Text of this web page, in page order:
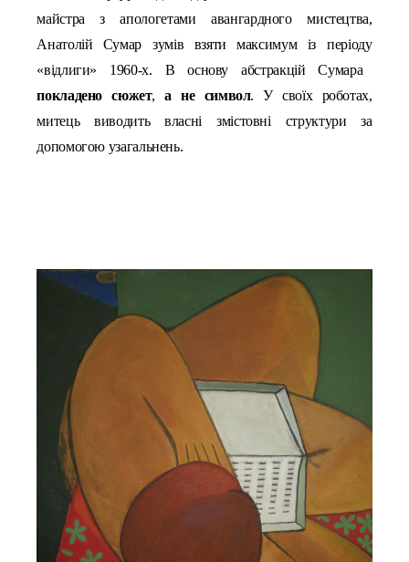
майстра з апологетами авангардного мистецтва,
Анатолій Сумар
зумів взяти максимум із
періоду
«відлиги» 1960-х. В основу абстракцій Сумара
покладено сюжет,а не символ.У своїх роботах,
митець виводить власні змістовні структуриза
допомогою узагальнень.